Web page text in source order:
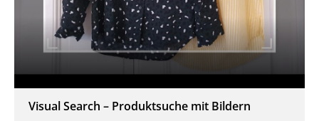
Visual Search – Produktsuche mit Bildern